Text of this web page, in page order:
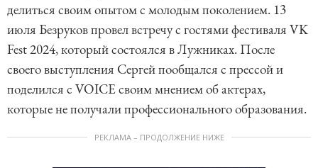
делиться своим опытом с молодым поколением. 13
июля Безруков провел встречу с гостями фестиваля VK
Fest 2024, который состоялся в Лужниках. После
своего выступления Сергей пообщался с прессой и
поделился с VOICE своим мнением об актерах,
которые не получали профессионального образования.
РЕКЛАМА – ПРОДОЛЖЕНИЕ НИЖЕ